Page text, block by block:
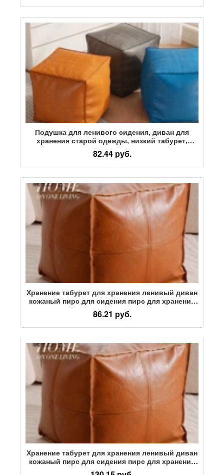
табурет для хранения
Подушка для ленивого сидения, диван для
хранения старой одежды, низкий табурет,
скамеечка для ног у эркера в гостиной,
кожаный марокканский Цинчун
82.44 руб.
Хранение табурет для хранения ленивый диван
кожаный пирс для сидения пирс для хранения
бытовой сумки для хранения пылезащитный
ленивые люди могут сидеть на старой одежде.
86.21 руб.
Хранение табурет для хранения ленивый диван
кожаный пирс для сидения пирс для хранения
бытовой сумки для хранения пылезащитный